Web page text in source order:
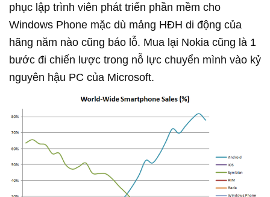
phục lập trình viên phát triển phần mềm cho
Windows Phone mặc dù mảng HĐH di động của
hãng năm nào cũng báo lỗ. Mua lại Nokia cũng là 1
bước đi chiến lược trong nỗ lực chuyển mình vào kỷ
nguyên hậu PC của Microsoft.